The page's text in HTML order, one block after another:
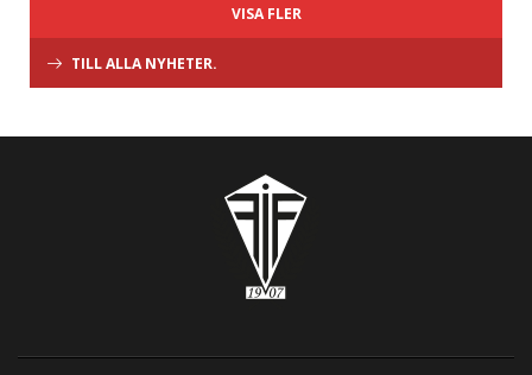
VISA FLER
TILL ALLA NYHETER.